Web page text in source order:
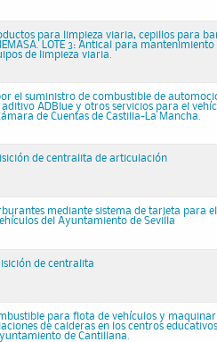
para limpieza viaria, cepillos para
LOTE 3: Antical para mantenimiento
de limpieza viaria.
el suministro de combustible de
aditivo ADBlue y otros servicios para el
de Cuentas de Castilla-La Mancha.
de centralita de articulación
mediante sistema de tarjeta para el
del Ayuntamiento de Sevilla
de centralita
para flota de vehículos y
de calderas en los centros
de Cantillana.